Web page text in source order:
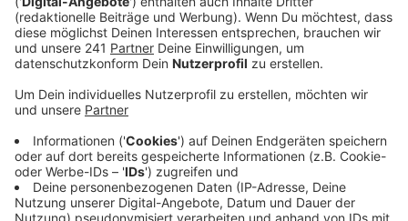
effektivsten Tricks, mit dem Rauchen aufzuhören?
Veröffentlicht:Montag, 19.09.2022 12:02
Anzeige
Nach vielen Jahren erst machen sich die Folgen des
Rauchens bemerkbar. Erkrankungen wie das
Raucherbein strahlen hierbei oft auch auf andere